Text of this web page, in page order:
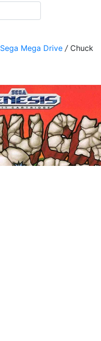
Sega Mega Drive / Chuck